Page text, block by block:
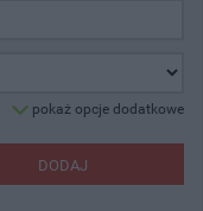
pokaż opcje dodatkowe
DODAJ